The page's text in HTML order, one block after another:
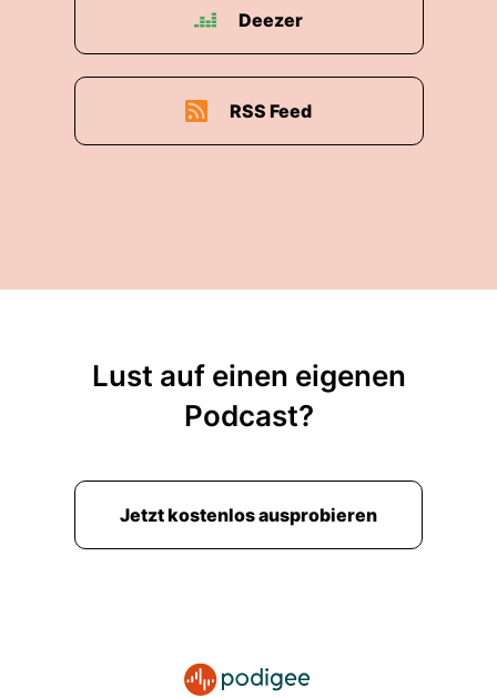
Deezer
RSS Feed
Lust auf einen eigenen
Podcast?
Jetzt kostenlos ausprobieren